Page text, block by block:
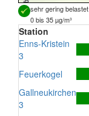
sehr gering belastet
0 bis 35 µg/m³
Station
Enns-Kristein
3
Feuerkogel
Gallneukirchen
3